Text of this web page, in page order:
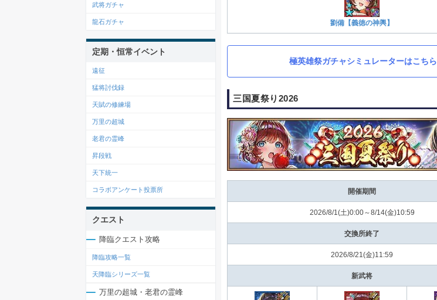
劉備【義徳の神輿】
極英雄祭ガチャシミュレーターはこちら
三国夏祭り2026
開催期間
2026/8/1(土)0:00～8/14(金)10:59
交換所終了
2026/8/21(金)11:59
新武将
武将ガチャ
龍石ガチャ
定期・恒常イベント
遠征
猛将討伐録
天賦の修練場
万里の超城
老君の霊峰
昇段戦
天下統一
コラボアンケート投票所
クエスト
降臨クエスト攻略
降臨攻略一覧
天降臨シリーズ一覧
万里の超城・老君の霊峰